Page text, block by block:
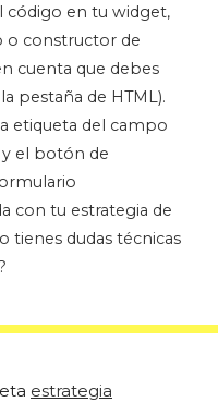
código en tu widget,
o constructor de
cuenta que debes
pestaña de HTML).
etiqueta del campo
y el botón de
con tu estrategia de
tienes dudas técnicas
estrategia